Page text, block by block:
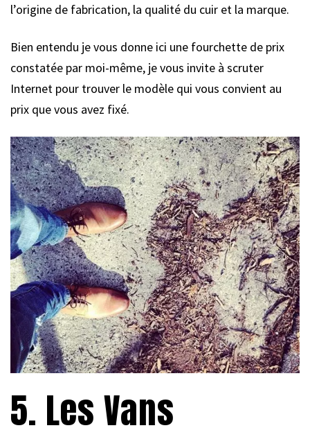
l’origine de fabrication, la qualité du cuir et la marque.
Bien entendu je vous donne ici une fourchette de prix
constatée par moi-même, je vous invite à scruter
Internet pour trouver le modèle qui vous convient au
prix que vous avez fixé.
5. Les Vans